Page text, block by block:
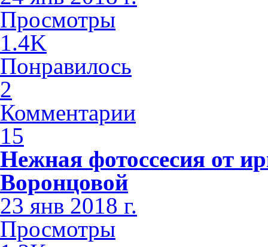
Просмотры
1.4K
Понравилось
2
Комментарии
15
Нежная фотоссесия от
Воронцовой
23 янв 2018 г.
Просмотры